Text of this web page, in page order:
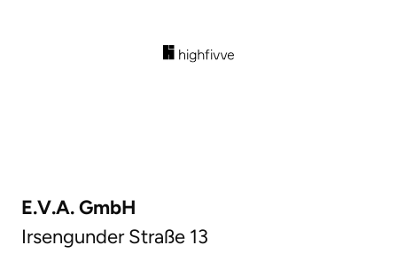
E.V.A. GmbH
Irsengunder Straße 13